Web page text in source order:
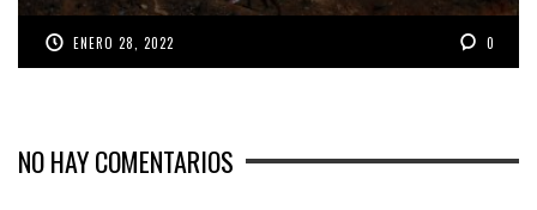
ENERO 28, 2022 0
NO HAY COMENTARIOS